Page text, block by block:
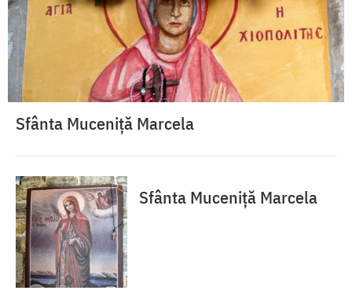
Sfânta Muceniță Marcela
Sfânta Muceniță Marcela